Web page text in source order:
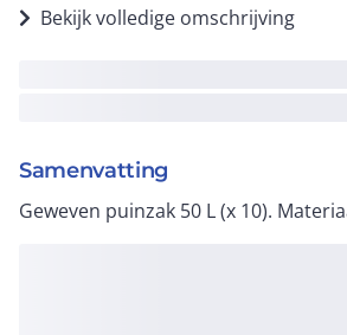
Bekijk volledige omschrijving
Samenvatting
Geweven puinzak 50 L (x 10).